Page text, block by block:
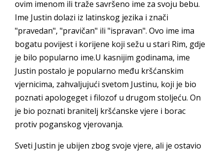
ovim imenom ili traže savršeno ime za svoju bebu.
Ime Justin dolazi iz latinskog jezika i znači
"pravedan", "pravičan" ili "ispravan". Ovo ime ima
bogatu povijest i korijene koji sežu u stari Rim, gdje
je bilo popularno ime.U kasnijim godinama, ime
Justin postalo je popularno među kršćanskim
vjernicima, zahvaljujući svetom Justinu, koji je bio
poznati apologeget i filozof u drugom stoljeću. On
je bio poznati branitelj kršćanske vjere i borac
protiv poganskog vjerovanja.
Sveti Justin je ubijen zbog svoje vjere, ali je ostavio